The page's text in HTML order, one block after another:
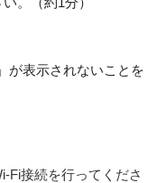
が表示されないことを
Fi接続を行ってくださ